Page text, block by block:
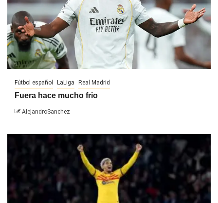
Fútbol español LaLiga Real Madrid
Fuera hace mucho frio
AlejandroSanchez